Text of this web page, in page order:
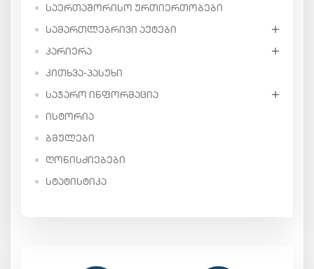
ᲡᲐᲔᲠᲗᲐᲨᲝᲠᲘᲡᲝ ᲣᲠᲗᲘᲔᲠᲗᲝᲑᲔᲑᲘ
ᲡᲐᲛᲐᲠᲗᲚᲔᲑᲠᲘᲕᲘ ᲐᲥᲢᲔᲑᲘ
ᲙᲐᲠᲘᲔᲠᲐ
ᲙᲘᲗᲮᲕᲐ-ᲞᲐᲡᲣᲮᲘ
ᲡᲐᲯᲐᲠᲝ ᲘᲜᲤᲝᲠᲛᲐᲪᲘᲐ
ᲘᲡᲢᲝᲠᲘᲐ
ᲑᲛᲣᲚᲔᲑᲘ
ᲦᲝᲜᲘᲡᲫᲘᲔᲑᲔᲑᲘ
ᲡᲢᲐᲢᲘᲡᲢᲘᲙᲐ